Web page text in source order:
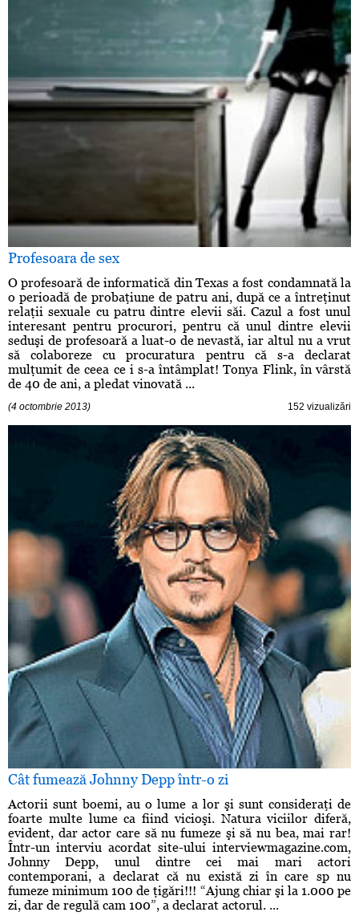
Profesoara de sex
O profesoară de informatică din Texas a fost condamnată la
o perioadă de probaţiune de patru ani, după ce a întreţinut
relaţii sexuale cu patru dintre elevii săi. Cazul a fost unul
interesant pentru procurori, pentru că unul dintre elevii
seduşi de profesoară a luat-o de nevastă, iar altul nu a vrut
să colaboreze cu procuratura pentru că s-a declarat
mulţumit de ceea ce i s-a întâmplat! Tonya Flink, în vârstă
de 40 de ani, a pledat vinovată ...
(4 octombrie 2013) 152 vizualizări
Cât fumează Johnny Depp într-o zi
Actorii sunt boemi, au o lume a lor şi sunt consideraţi de
foarte multe lume ca fiind vicioşi. Natura viciilor diferă,
evident, dar actor care să nu fumeze şi să nu bea, mai rar!
Într-un interviu acordat site-ului interviewmagazine.com,
Johnny Depp, unul dintre cei mai mari actori
contemporani, a declarat că nu există zi în care sp nu
fumeze minimum 100 de ţigări!!! “Ajung chiar şi la 1.000 pe
zi, dar de regulă cam 100”, a declarat actorul. ...